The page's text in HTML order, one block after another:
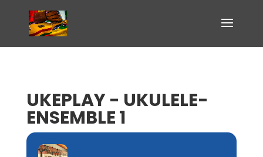
UKEPLAY - UKULELE-
ENSEMBLE 1